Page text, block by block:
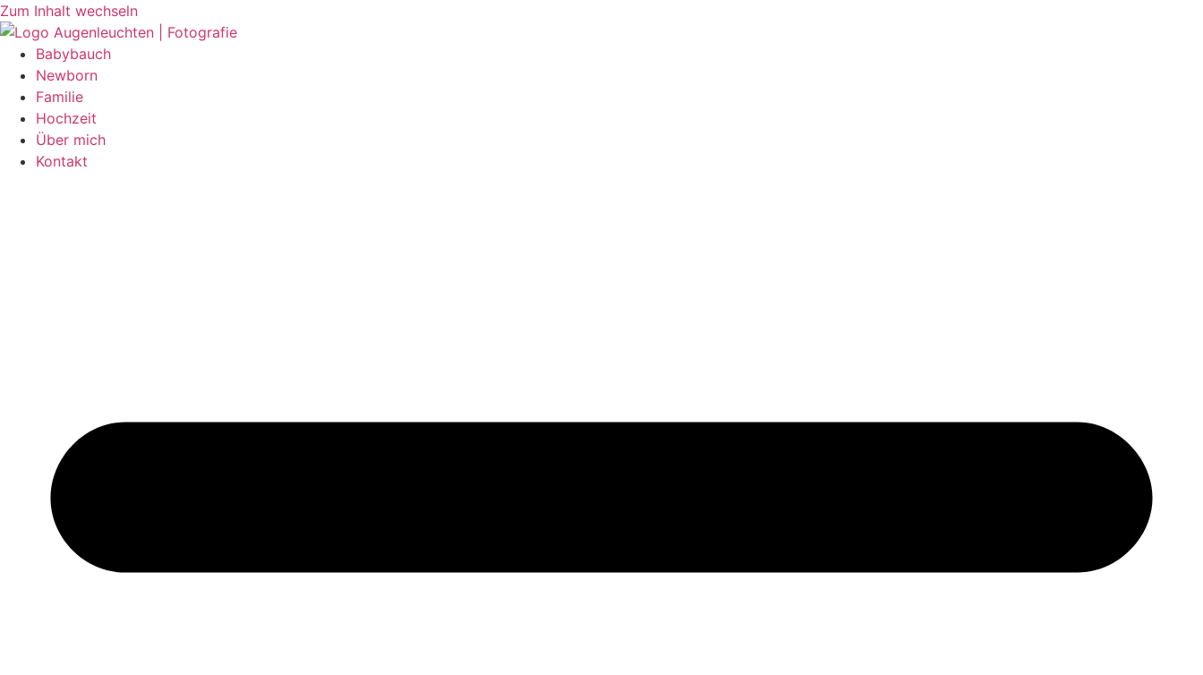
Zum Inhalt wechseln
Babybauch
Newborn
Familie
Hochzeit
Über mich
Kontakt